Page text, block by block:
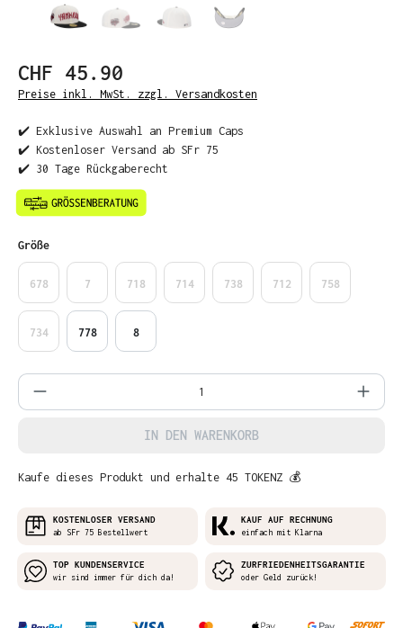
CHF 45.90
Preise inkl. MwSt. zzgl. Versandkosten
✔️ Exklusive Auswahl an Premium Caps
✔️ Kostenloser Versand ab SFr 75
✔️ 30 Tage Rückgaberecht
Größeauswählen
678 7 718 714 738 712 758
734 778 8
Produkt Anzahl: Gib den gewünschten
IN DEN WARENKORB
Kaufe dieses Produkt und erhalte 45 TOKENZ 💰
KOSTENLOSER VERSAND
ab SFr 75 Bestellwert
KAUF AUF RECHNUNG
einfach mit Klarna
TOP KUNDENSERVICE
wir sind immer für dich da!
ZURFRIEDENHEITSGARANTIE
oder Geld zurück!